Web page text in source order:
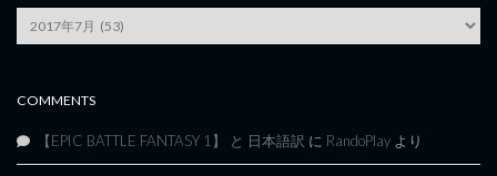
Article
Archives
COMMENTS
【EPIC BATTLE FANTASY 1】 と 日本語訳 に RandoPlay より